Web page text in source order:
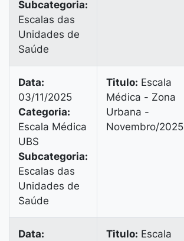
Subcategoria:
Escalas das
Unidades de
Saúde
Data:
03/11/2025
Categoria:
Escala Médica
UBS
Subcategoria:
Escalas das
Unidades de
Saúde
Titulo: Escala
Médica - Zona
Urbana -
Novembro/2025
Data:
Titulo: Escala